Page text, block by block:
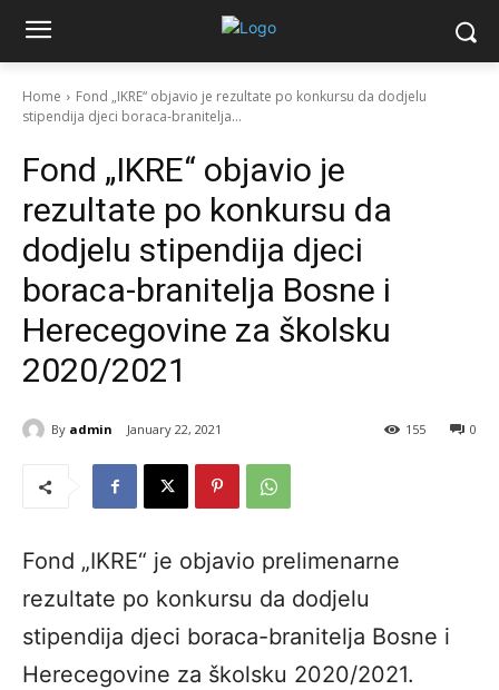
Home
Fond „IKRE“ objavio je rezultate po konkursu da dodjelu
stipendija djeci boraca-branitelja...
Fond „IKRE“ objavio je
rezultate po konkursu da
dodjelu stipendija djeci
boraca-branitelja Bosne i
Herecegovine za školsku
2020/2021
By admin January 22, 2021 0
155
Fond „IKRE“ je objavio prelimenarne
rezultate po konkursu da dodjelu
stipendija djeci boraca-branitelja Bosne i
Herecegovine za školsku 2020/2021.